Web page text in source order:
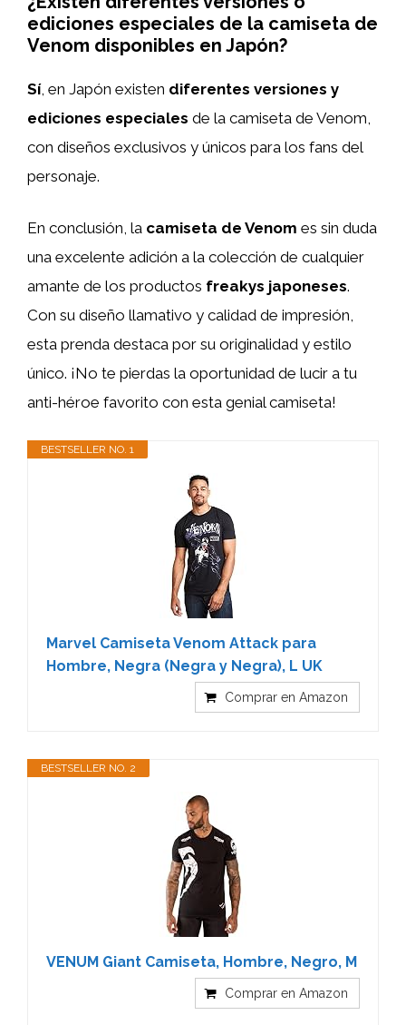
ediciones especiales de la camiseta de
Venom disponibles en Japón?
Sí, en Japón existen diferentes versiones y
ediciones especiales de la camiseta de Venom,
con diseños exclusivos y únicos para los fans del
personaje.
En conclusión, la camiseta de Venom es sin duda
una excelente adición a la colección de cualquier
amante de los productos freakys japoneses.
Con su diseño llamativo y calidad de impresión,
esta prenda destaca por su originalidad y estilo
único. ¡No te pierdas la oportunidad de lucir a tu
anti-héroe favorito con esta genial camiseta!
BESTSELLER NO. 1
Marvel Camiseta Venom Attack para
Hombre, Negra (Negra y Negra), L UK
Comprar en Amazon
BESTSELLER NO. 2
VENUM Giant Camiseta, Hombre, Negro, M
Comprar en Amazon